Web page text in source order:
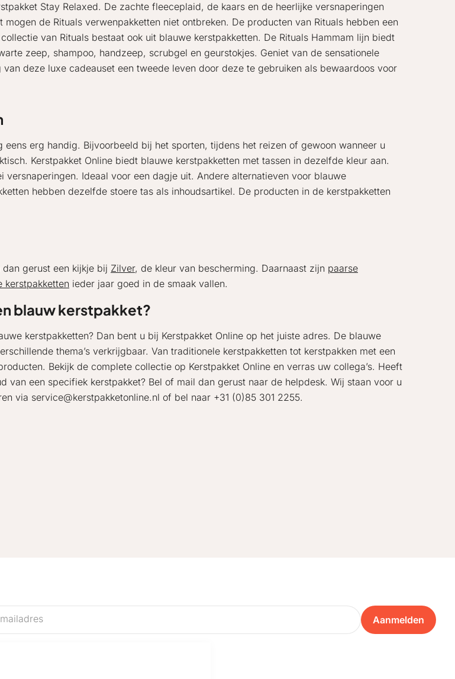
Stay Relaxed. De zachte fleeceplaid, de kaars en de heerlijke versnaperingen
de Rituals verwenpakketten niet ontbreken. De producten van Rituals hebben een
van Rituals bestaat ook uit blauwe kerstpakketten. De Rituals Hammam lijn biedt
zeep, shampoo, handzeep, scrubgel en geurstokjes. Geniet van de sensationele
deze luxe cadeauset een tweede leven door deze te gebruiken als bewaardoos voor
erg handig. Bijvoorbeeld bij het sporten, tijdens het reizen of gewoon wanneer u
Kerstpakket Online biedt blauwe kerstpakketten met tassen in dezelfde kleur aan.
Ideaal voor een dagje uit. Andere alternatieven voor blauwe
hebben dezelfde stoere tas als inhoudsartikel. De producten in de kerstpakketten
gerust een kijkje bij Zilver, de kleur van bescherming. Daarnaast zijn paarse
kerstpakketten ieder jaar goed in de smaak vallen.
blauw kerstpakket?
kerstpakketten? Dan bent u bij Kerstpakket Online op het juiste adres. De blauwe
thema’s verkrijgbaar. Van traditionele kerstpakketten tot kerstpakken met een
Bekijk de complete collectie op Kerstpakket Online en verras uw collega’s. Heeft
van een specifiek kerstpakket? Bel of mail dan gerust naar de helpdesk. Wij staan voor u
via service@kerstpakketonline.nl of bel naar +31 (0)85 301 2255.
Aanmelden